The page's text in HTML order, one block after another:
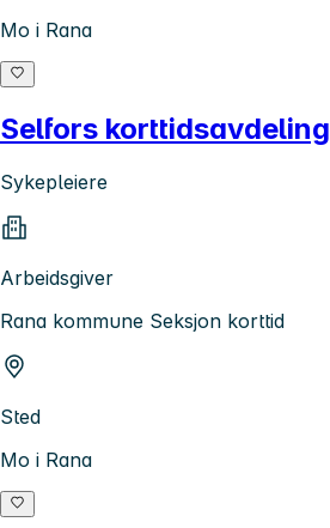
Mo i Rana
Selfors korttidsavdeling
Sykepleiere
Arbeidsgiver
Rana kommune Seksjon korttid
Sted
Mo i Rana